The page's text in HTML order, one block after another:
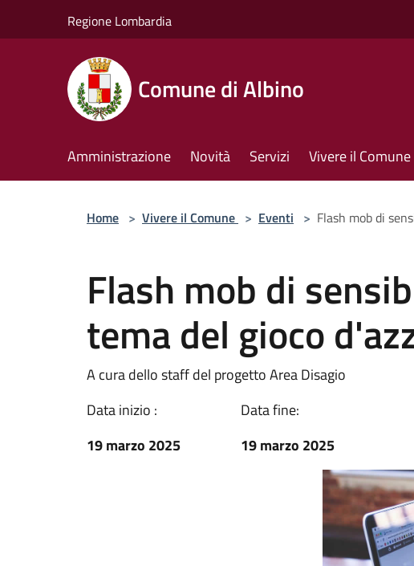
Regione Lombardia
Comune di Albino
Amministrazione Novità Servizi Vivere il Comune
Home > Vivere il Comune > Eventi > Flash mob di
Flash mob di
tema del gioco
A cura dello staff del progetto Area Disagio
Data inizio :
19 marzo 2025
Data fine:
19 marzo 2025